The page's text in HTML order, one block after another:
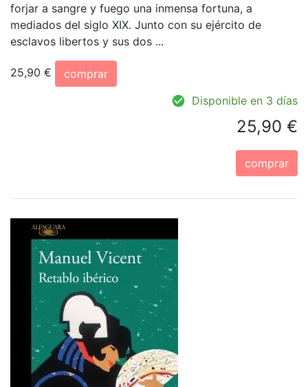
forjar a sangre y fuego una inmensa fortuna, a
mediados del siglo XIX. Junto con su ejército de
esclavos libertos y sus dos ...
25,90 €
comprar
Disponible en 3 días
25,90 €
comprar